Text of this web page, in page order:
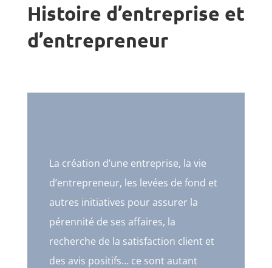
Histoire d’entreprise et
d’entrepreneur
La création d’une entreprise, la vie
d’entrepreneur, les levées de fond et
autres initiatives pour assurer la
pérennité de ses affaires, la
recherche de la satisfaction client et
des avis positifs… ce sont autant